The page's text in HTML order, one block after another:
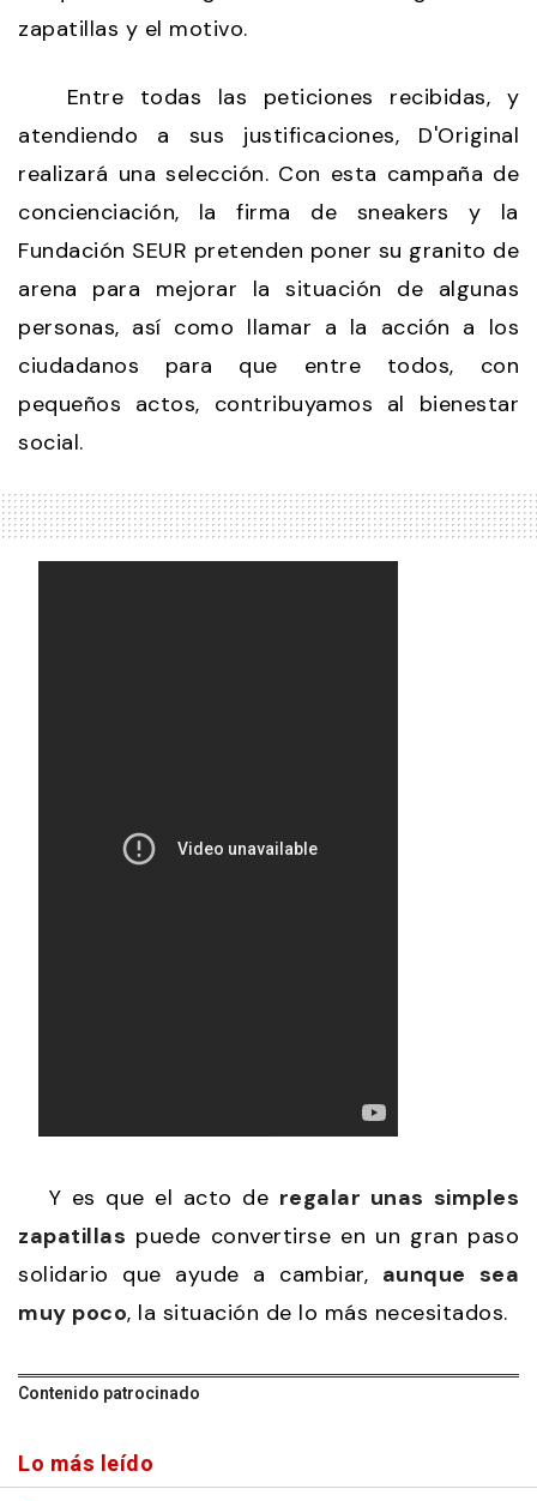
zapatillas y el motivo.
Entre todas las peticiones recibidas, y
atendiendo a sus justificaciones, D'Original
realizará una selección. Con esta campaña de
concienciación, la firma de sneakers y la
Fundación SEUR pretenden poner su granito de
arena para mejorar la situación de algunas
personas, así como llamar a la acción a los
ciudadanos para que entre todos, con
pequeños actos, contribuyamos al bienestar
social.
Y es que el acto de regalar unas simples
zapatillas puede convertirse en un gran paso
solidario que ayude a cambiar, aunque sea
muy poco, la situación de lo más necesitados.
Contenido patrocinado
Lo más leído